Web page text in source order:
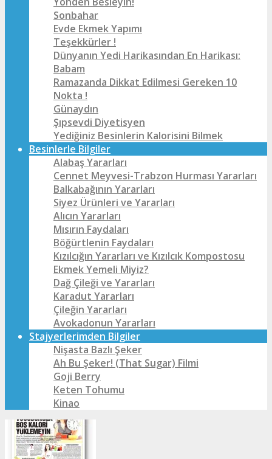
Sonbahar
Evde Ekmek Yapımı
Teşekkürler !
Dünyanın Yedi Harikasından En Harikası:
Babam
Ramazanda Dikkat Edilmesi Gereken 10
Nokta !
Günaydın
Şıpsevdi Diyetisyen
Yediğiniz Besinlerin Kalorisini Bilmek
Besinlerle Bilgiler
Alabaş Yararları
Cennet Meyvesi-Trabzon Hurması Yararları
Balkabağının Yararları
Siyez Ürünleri ve Yararları
Alıcın Yararları
Mısırın Faydaları
Böğürtlenin Faydaları
Kızılcığın Yararları ve Kızılcık Kompostosu
Ekmek Yemeli Miyiz?
Dağ Çileği ve Yararları
Karadut Yararları
Çileğin Yararları
Avokadonun Yararları
Stajyerlerimden Bilgiler
Nişasta Bazlı Şeker
Ah Bu Şeker! (That Sugar) Filmi
Goji Berry
Keten Tohumu
Kinao